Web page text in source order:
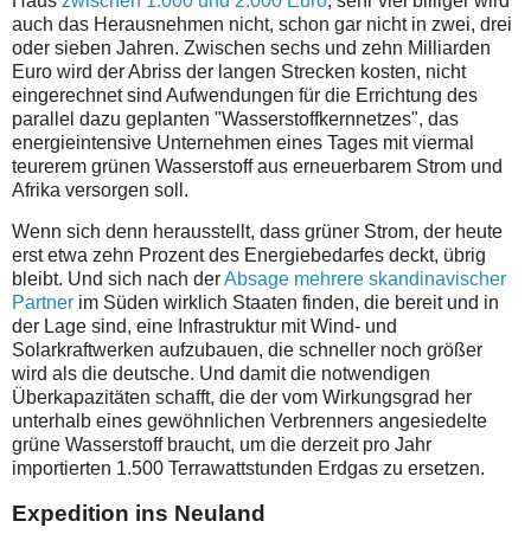
auch das Herausnehmen nicht, schon gar nicht in zwei, drei
oder sieben Jahren. Zwischen sechs und zehn Milliarden
Euro wird der Abriss der langen Strecken kosten, nicht
eingerechnet sind Aufwendungen für die Errichtung des
parallel dazu geplanten "Wasserstoffkernnetzes", das
energieintensive Unternehmen eines Tages mit viermal
teurerem grünen Wasserstoff aus erneuerbarem Strom und
Afrika versorgen soll.
Wenn sich denn herausstellt, dass grüner Strom, der heute
erst etwa zehn Prozent des Energiebedarfes deckt, übrig
bleibt. Und sich nach derAbsage mehrere skandinavischer
Partner im Süden wirklich Staaten finden, die bereit und in
der Lage sind, eine Infrastruktur mit Wind- und
Solarkraftwerken aufzubauen, die schneller noch größer
wird als die deutsche. Und damit die notwendigen
Überkapazitäten schafft, die der vom Wirkungsgrad her
unterhalb eines gewöhnlichen Verbrenners angesiedelte
grüne Wasserstoff braucht, um die derzeit pro Jahr
importierten 1.500 Terrawattstunden Erdgas zu ersetzen.
Expedition ins Neuland